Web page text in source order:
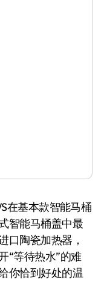
基本款智能马桶
智能马桶盖中最
口陶瓷加热器，
“等待热水”的难
你恰到好处的温